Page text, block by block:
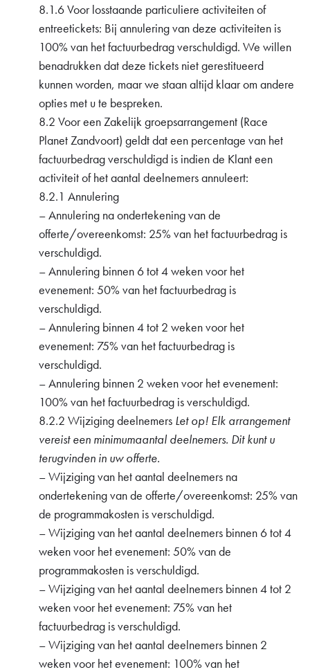
8.1.6 Voor losstaande particuliere activiteiten of
entreetickets: Bij annulering van deze activiteiten is
100% van het factuurbedrag verschuldigd. We willen
benadrukken dat deze tickets niet gerestitueerd
kunnen worden, maar we staan altijd klaar om andere
opties met u te bespreken.
8.2 Voor een Zakelijk groepsarrangement (Race
Planet Zandvoort) geldt dat een percentage van het
factuurbedrag verschuldigd is indien de Klant een
activiteit of het aantal deelnemers annuleert:
8.2.1 Annulering
– Annulering na ondertekening van de
offerte/overeenkomst: 25% van het factuurbedrag is
verschuldigd.
– Annulering binnen 6 tot 4 weken voor het
evenement: 50% van het factuurbedrag is
verschuldigd.
– Annulering binnen 4 tot 2 weken voor het
evenement: 75% van het factuurbedrag is
verschuldigd.
– Annulering binnen 2 weken voor het evenement:
100% van het factuurbedrag is verschuldigd.
8.2.2 Wijziging deelnemers Let op! Elk arrangement
vereist een minimumaantal deelnemers. Dit kunt u
terugvinden in uw offerte.
– Wijziging van het aantal deelnemers na
ondertekening van de offerte/overeenkomst: 25% van
de programmakosten is verschuldigd.
– Wijziging van het aantal deelnemers binnen 6 tot 4
weken voor het evenement: 50% van de
programmakosten is verschuldigd.
– Wijziging van het aantal deelnemers binnen 4 tot 2
weken voor het evenement: 75% van het
factuurbedrag is verschuldigd.
– Wijziging van het aantal deelnemers binnen 2
weken voor het evenement: 100% van het